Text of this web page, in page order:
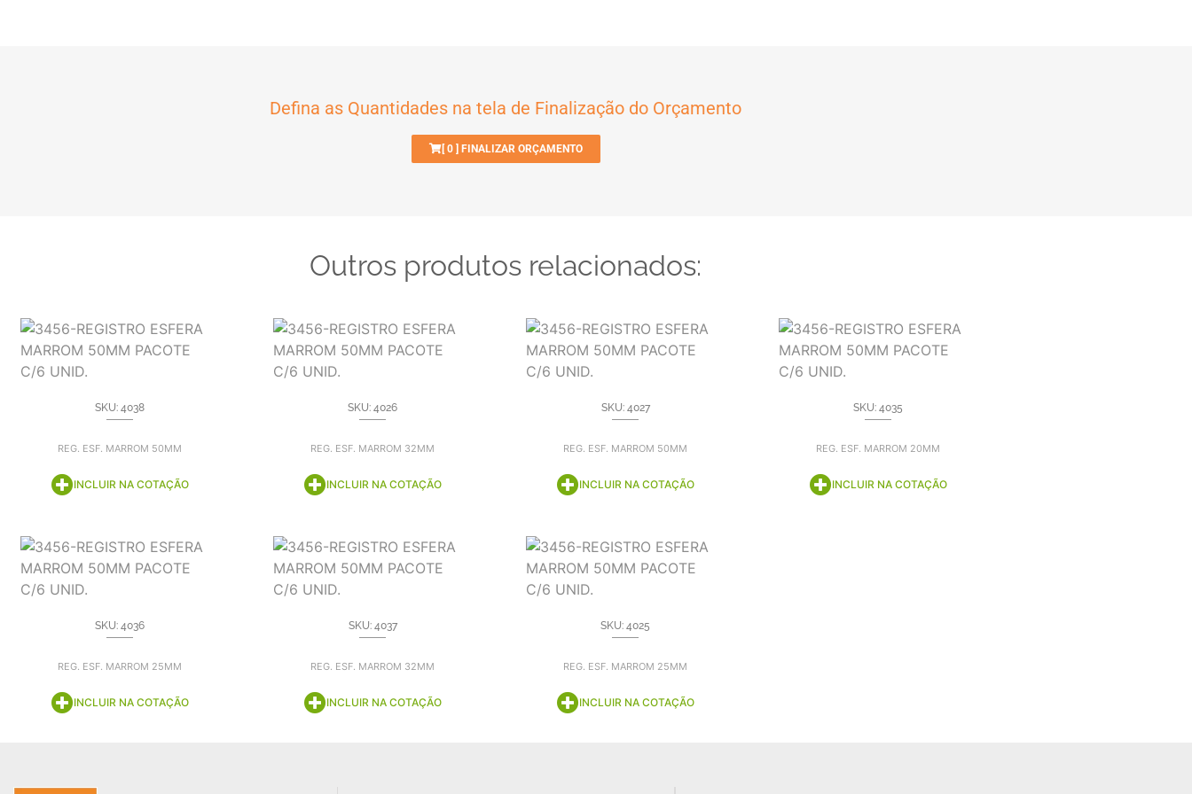
Defina as Quantidades na tela de Finalização do Orçamento
[ 0] FINALIZAR ORÇAMENTO
Outros produtos relacionados:
SKU: 4038
REG. ESF. MARROM 50MM
INCLUIR NA COTAÇÃO
SKU: 4026
REG. ESF. MARROM 32MM
INCLUIR NA COTAÇÃO
SKU: 4027
REG. ESF. MARROM 50MM
INCLUIR NA COTAÇÃO
SKU: 4035
REG. ESF. MARROM 20MM
INCLUIR NA COTAÇÃO
SKU: 4036
REG. ESF. MARROM 25MM
INCLUIR NA COTAÇÃO
SKU: 4037
REG. ESF. MARROM 32MM
INCLUIR NA COTAÇÃO
SKU: 4025
REG. ESF. MARROM 25MM
INCLUIR NA COTAÇÃO